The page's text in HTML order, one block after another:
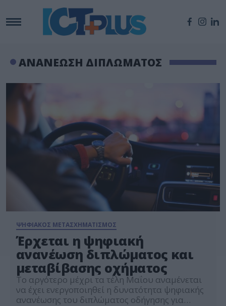
ΑΝΑΝΕΩΣΗ ΔΙΠΛΩΜΑΤΟΣ
ΨΗΦΙΑΚΟΣ ΜΕΤΑΣΧΗΜΑΤΙΣΜΟΣ
Έρχεται η ψηφιακή
ανανέωση διπλώματος και
μεταβίβασης οχήματος
Το αργότερο μέχρι τα τέλη Μαΐου αναμένεται
να έχει ενεργοποιηθεί η δυνατότητα ψηφιακής
ανανέωσης του διπλώματος οδήγησης για